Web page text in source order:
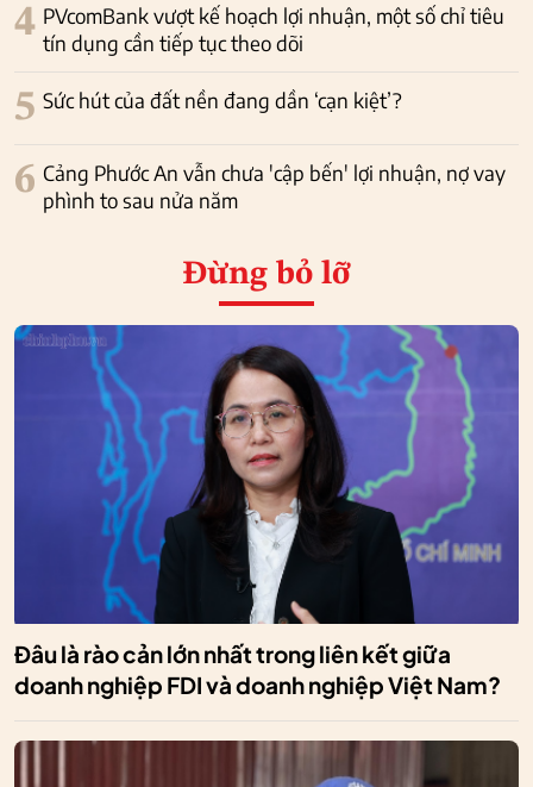
4 PVcomBank vượt kế hoạch lợi nhuận, một số chỉ tiêu
tín dụng cần tiếp tục theo dõi
5 Sức hút của đất nền đang dần ‘cạn kiệt’?
6 Cảng Phước An vẫn chưa 'cập bến' lợi nhuận, nợ vay
phình to sau nửa năm
Đừng bỏ lỡ
Đâu là rào cản lớn nhất trong liên kết giữa
doanh nghiệp FDI và doanh nghiệp Việt Nam?